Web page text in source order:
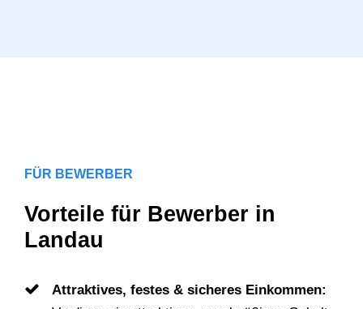
FÜR BEWERBER
Vorteile für Bewerber in
Landau
Attraktives, festes & sicheres Einkommen: